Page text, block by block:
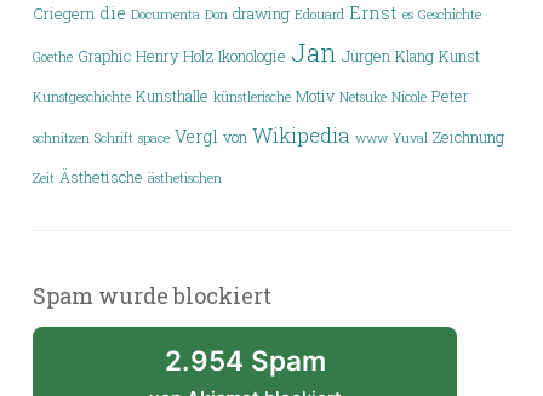
Criegern die Documenta Don drawing Edouard Ernst es Geschichte
Goethe Graphic Henry Holz Ikonologie Jan Jürgen Klang Kunst
Kunstgeschichte Kunsthalle künstlerische Motiv Netsuke Nicole Peter
schnitzen Schrift space Vergl von Wikipedia www Yuval Zeichnung
Zeit Ästhetische ästhetischen
Spam wurde blockiert
2.954 Spam